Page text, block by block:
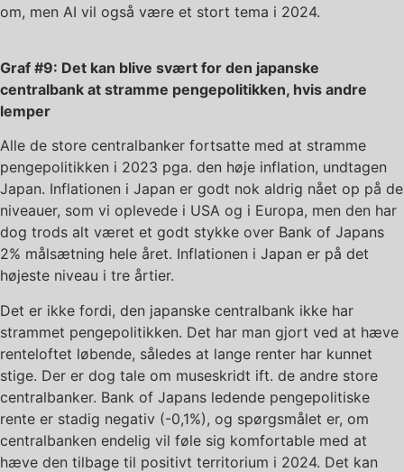
om, men AI vil også være et stort tema i 2024.
Graf #9: Det kan blive svært for den japanske
centralbank at stramme pengepolitikken, hvis andre
lemper
Alle de store centralbanker fortsatte med at stramme
pengepolitikken i 2023 pga. den høje inflation, undtagen
Japan. Inflationen i Japan er godt nok aldrig nået op på de
niveauer, som vi oplevede i USA og i Europa, men den har
dog trods alt været et godt stykke over Bank of Japans
2% målsætning hele året. Inflationen i Japan er på det
højeste niveau i tre årtier.
Det er ikke fordi, den japanske centralbank ikke har
strammet pengepolitikken. Det har man gjort ved at hæve
renteloftet løbende, således at lange renter har kunnet
stige. Der er dog tale om museskridt ift. de andre store
centralbanker. Bank of Japans ledende pengepolitiske
rente er stadig negativ (-0,1%), og spørgsmålet er, om
centralbanken endelig vil føle sig komfortable med at
hæve den tilbage til positivt territorium i 2024. Det kan